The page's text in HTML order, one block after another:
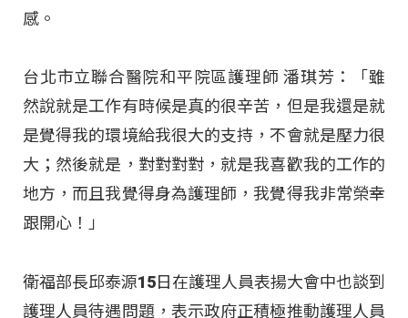
感。
台北市立聯合醫院和平院區護理師 潘琪芳：「雖
然說就是工作有時候是真的很辛苦，但是我還是就
是覺得我的環境給我很大的支持，不會就是壓力很
大；然後就是，對對對對，就是我喜歡我的工作的
地方，而且我覺得身為護理師，我覺得我非常榮幸
跟開心！」
衛福部長邱泰源15日在護理人員表揚大會中也談到
護理人員待遇問題，表示政府正積極推動護理人員